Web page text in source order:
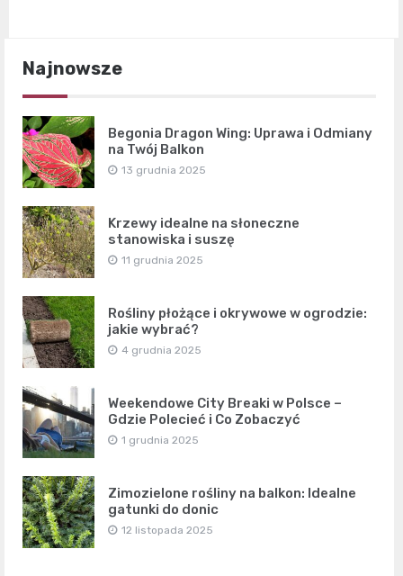
Najnowsze
Begonia Dragon Wing: Uprawa i Odmiany
na Twój Balkon
13 grudnia 2025
Krzewy idealne na słoneczne
stanowiska i suszę
11 grudnia 2025
Rośliny płożące i okrywowe w ogrodzie:
jakie wybrać?
4 grudnia 2025
Weekendowe City Breaki w Polsce –
Gdzie Polecieć i Co Zobaczyć
1 grudnia 2025
Zimozielone rośliny na balkon: Idealne
gatunki do donic
12 listopada 2025